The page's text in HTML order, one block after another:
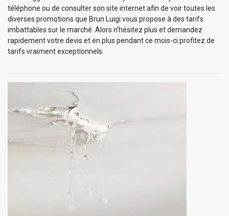
téléphone ou de consulter son site internet afin de voir toutes les
diverses promotions que Brun Luigi vous propose à des tarifs
imbattables sur le marché. Alors n’hésitez plus et demandez
rapidement votre devis et en plus pendant ce mois-ci profitez de
tarifs vraiment exceptionnels.